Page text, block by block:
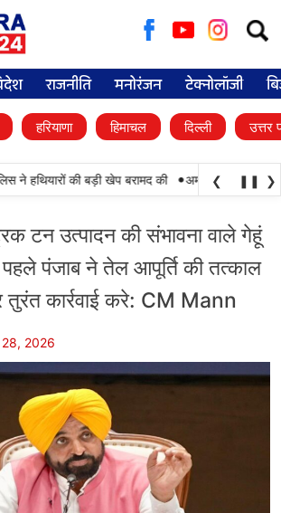
for:
राजनीति मनोरंजन टेक्नोलॉजी
हरियाणा हिमाचल दिल्ली उत्तर
हथियारों की बड़ी खेप बरामद की • अमन अरोड़ा ने
❮ ❚❚ ❯
टन उत्पादन की संभावना वाले गेहूं
पंजाब ने तेल आपूर्ति की तत्काल
तुरंत कार्रवाई करे: CM Mann
2026